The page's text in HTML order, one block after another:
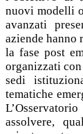
nuovi modelli
avanzati
aziende hanno
la fase post
organizzati
sedi
tematiche
assolvere,